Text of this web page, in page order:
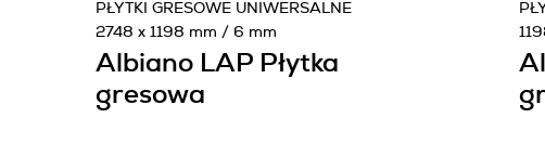
Albiano LAP Płytka
gresowa
PŁYTKI GRESOWE UNIWERSALNE
2748 x 1198 mm / 6 mm